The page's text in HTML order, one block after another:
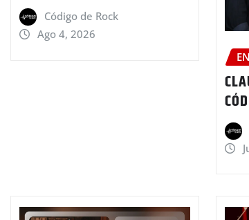
Código de Rock
Ago 4, 2026